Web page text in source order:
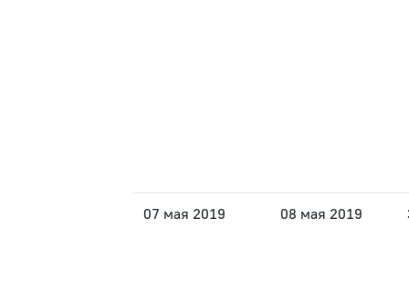
07 мая 2019 08 мая 2019